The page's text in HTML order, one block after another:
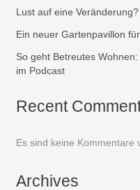
Lust auf eine
Ein neuer Gartenpavillon
So geht Betreutes
im Podcast
Recent
Es sind keine Kommentare
Archives